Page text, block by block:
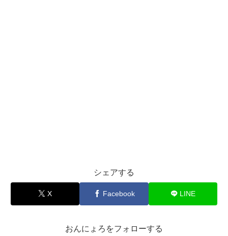
シェアする
X Facebook LINE
おんにょろをフォローする